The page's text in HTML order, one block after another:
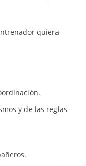
quiera
y de las reglas